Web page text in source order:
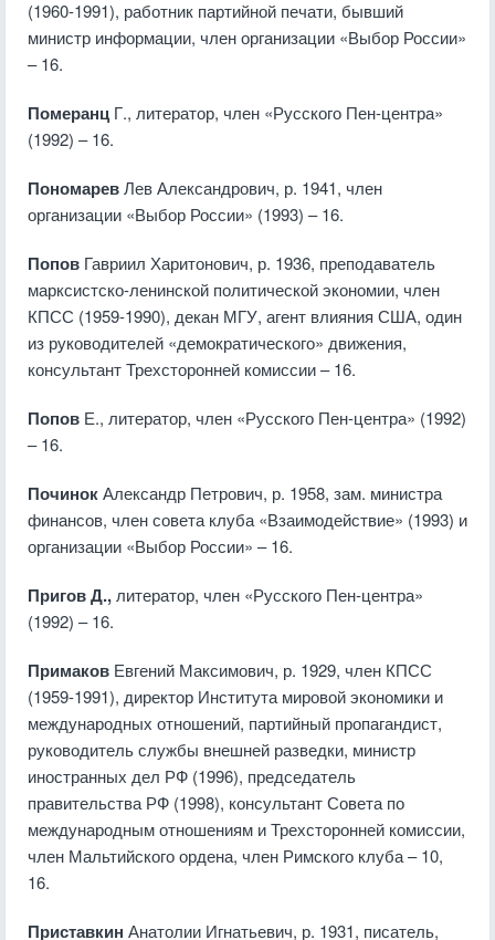
(1960-1991), работник партийной печати, бывший
министр информации, член организации «Выбор России»
– 16.
Померанц Г., литератор, член «Русского Пен-центра»
(1992) – 16.
ПономаревЛев Александрович, р. 1941, член
организации «Выбор России» (1993) – 16.
Попов Гавриил Харитонович, р. 1936, преподаватель
марксистско-ленинской политической экономии, член
КПСС (1959-1990), декан МГУ, агент влияния США, один
из руководителей «демократического» движения,
консультант Трехсторонней комиссии – 16.
Попов Е., литератор, член «Русского Пен-центра» (1992)
– 16.
ПочинокАлександр Петрович, р. 1958, зам. министра
финансов, член совета клуба «Взаимодействие» (1993) и
организации «Выбор России» – 16.
Пригов Д., литератор, член «Русского Пен-центра»
(1992) – 16.
Примаков Евгений Максимович, р. 1929, член КПСС
(1959-1991), директор Института мировой экономики и
международных отношений, партийный пропагандист,
руководитель службы внешней разведки, министр
иностранных дел РФ (1996), председатель
правительства РФ (1998), консультант Совета по
международным отношениям и Трехсторонней комиссии,
член Мальтийского ордена, член Римского клуба – 10,
16.
Приставкин Анатолии Игнатьевич, р. 1931, писатель,